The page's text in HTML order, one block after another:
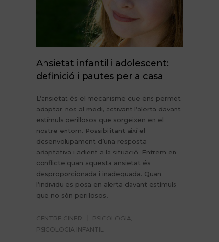
Ansietat infantil i adolescent:
definició i pautes per a casa
L’ansietat és el mecanisme que ens permet
adaptar-nos al medi, activant l’alerta davant
estímuls perillosos que sorgeixen en el
nostre entorn. Possibilitant així el
desenvolupament d’una resposta
adaptativa i adient a la situació. Entrem en
conflicte quan aquesta ansietat és
desproporcionada i inadequada. Quan
l’individu es posa en alerta davant estímuls
que no són perillosos,
CENTRE GINER PSICOLOGIA,
PSICOLOGIA INFANTIL